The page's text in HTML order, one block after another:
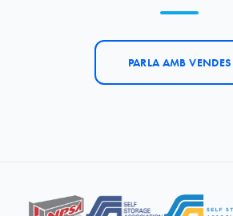
PARLA AMB VENDES